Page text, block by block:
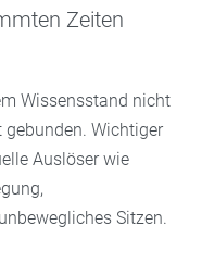
Zeiten
Wissensstand nicht
Wichtiger
Auslöser wie
Sitzen.